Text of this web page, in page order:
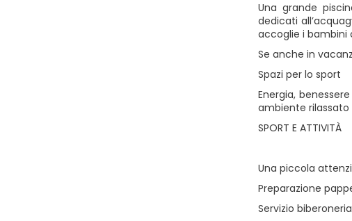
Servizio
Preparazione
Una piccola
SPORT E ATTIVITÀ
Energia,
ambiente
Spazi per lo sport
Se anche in
Una grande
dedicati
accoglie i bambini